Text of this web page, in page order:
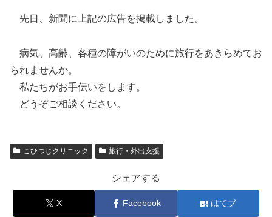
先日、新聞に上記の広告を掲載しました。
病気、高齢、各種の障がいのために旅行をあきらめてお
られませんか。
私たちがお手伝いをします。
どうぞご相談ください。
こひつじクリニック 旅行・外出支援
シェアする
X Facebook はてブ